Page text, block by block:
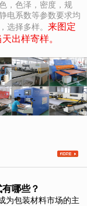
，色泽，密度，规
电系数等参数要求均
选择多样。 来图定
出样寄样。
哪些？
为包装材料市场的主